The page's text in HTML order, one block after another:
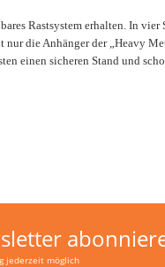
Rastsystem erhalten. In
die Anhänger der „Heavy
einen sicheren Stand und
jederzeit möglich